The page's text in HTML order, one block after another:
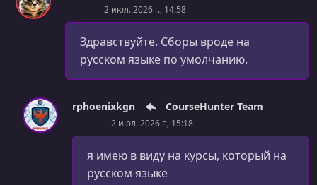
2 июл. 2026 г., 14:58
Здравствуйте. Сборы вроде на
русском языке по умолчанию.
rphoenixkgn CourseHunter Team
2 июл. 2026 г., 15:18
я имею в виду на курсы, который на
русском языке